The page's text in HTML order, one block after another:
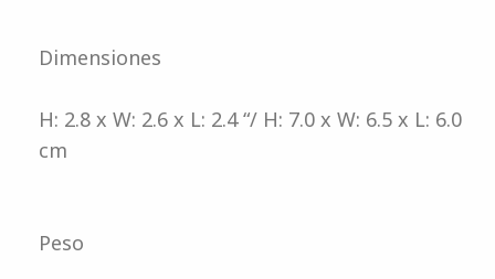
Dimensiones
H: 2.8 x W: 2.6 x L: 2.4 “/ H: 7.0 x W: 6.5 x L: 6.0
cm
Peso